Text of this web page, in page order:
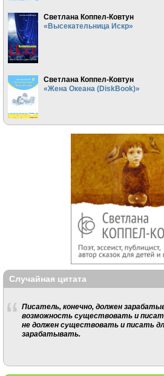
Светлана Коппел-Ковтун
«Высекательница Искр»
Светлана Коппел-Ковтун
«Жена Океана (DiskBook)»
Случайная цитата
Писатель, конечно, должен
возможность существовать и
не должен существовать и писать
зарабатывать.